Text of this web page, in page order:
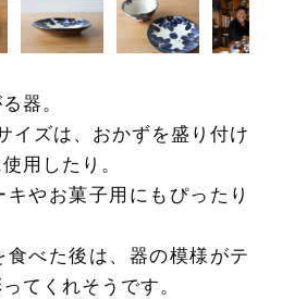
器。
イズは、おかずを盛り付け
用したり。
やお菓子用にもぴったり
べた後は、器の模様がテ
てくれそうです。